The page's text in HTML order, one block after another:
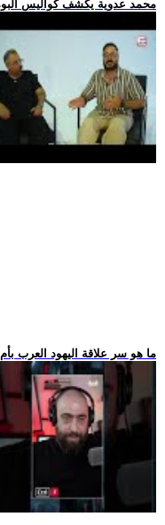
.. محمد عدوية يكشف كواليس
.. ما هو سر علاقة اليهود العرب